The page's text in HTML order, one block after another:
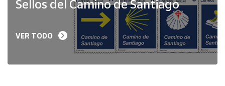
Sellos del Camino de Santiago
VER TODO